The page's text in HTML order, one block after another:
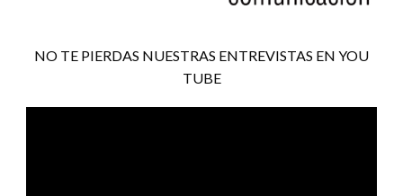
NO TE PIERDAS NUESTRAS ENTREVISTAS EN YOU
TUBE